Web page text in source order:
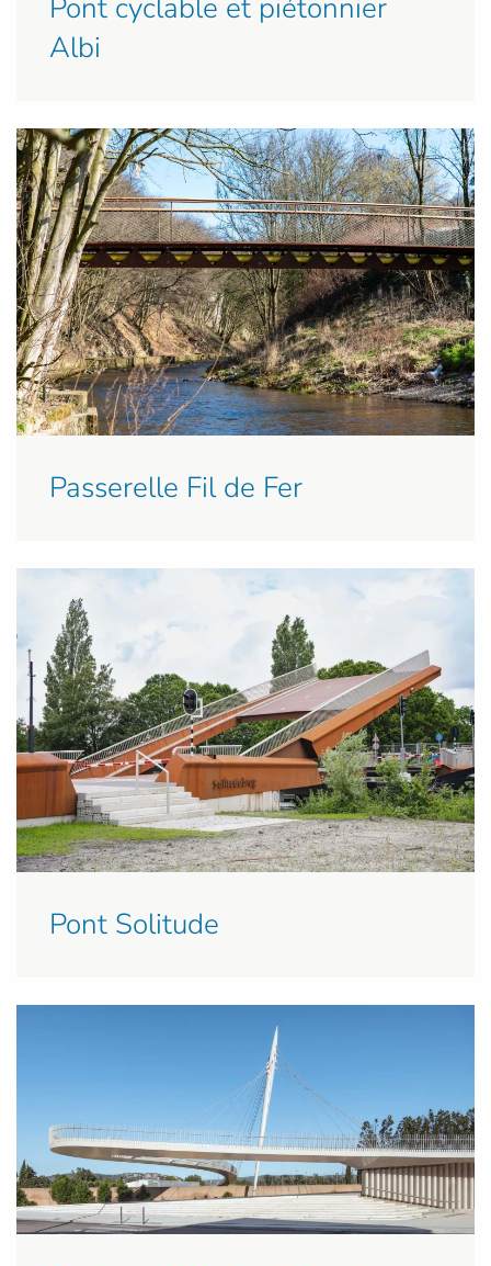
Pont cyclable et piétonnier
Albi
Passerelle Fil de Fer
Pont Solitude